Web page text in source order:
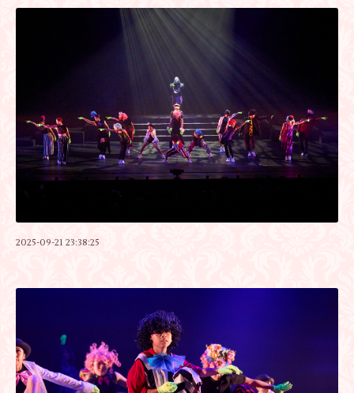
2025-09-21 23:38:25